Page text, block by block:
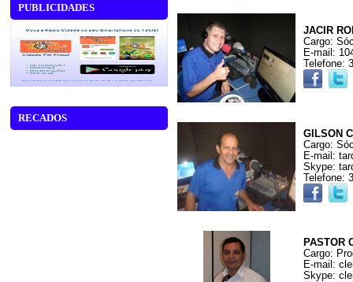
PUBLICIDADES
RECADOS
JACIR
Cargo:
E-mail:
Telefone:
GILSON
Cargo:
E-mail:
Skype:
Telefone:
PASTOR
Cargo:
E-mail:
Skype: